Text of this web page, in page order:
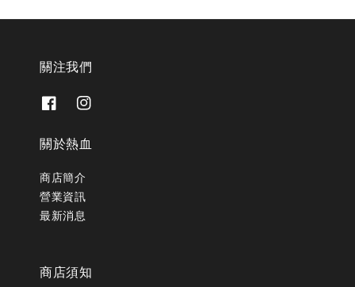
關注我們
關於熱血
商店簡介
營業資訊
最新消息
商店須知